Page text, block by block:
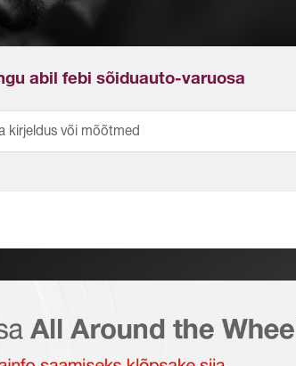
abil febi sõiduauto-varuosa